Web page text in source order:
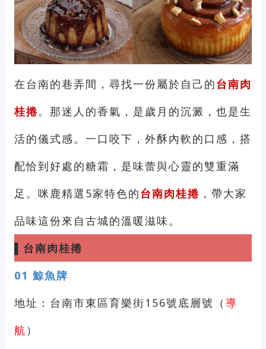
在台南的巷弄間，尋找一份屬於自己的台南肉
桂捲。那迷人的香氣，是歲月的沉澱，也是生
活的儀式感。一口咬下，外酥內軟的口感，搭
配恰到好處的糖霜，是味蕾與心靈的雙重滿
足。咪鹿精選5家特色的台南肉桂捲 ，帶大家
品味這份來自古城的溫暖滋味。
台南肉桂捲
01 鯨魚牌
地址：台南市東區育樂街156號底層號（ 導
航 ）